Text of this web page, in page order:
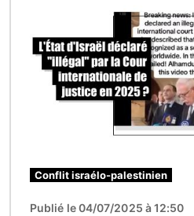
Conflit israélo-palestinien
Publié le 04/07/2025 à 12:50